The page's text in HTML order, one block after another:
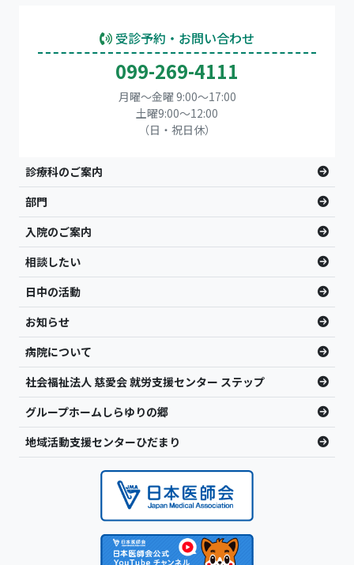
受診予約・お問い合わせ
099-269-4111
月曜～金曜 9:00～17:00
土曜9:00〜12:00
（日・祝日休）
診療科のご案内
部門
入院のご案内
相談したい
日中の活動
お知らせ
病院について
社会福祉法人 慈愛会 就労支援センター ステップ
グループホームしらゆりの郷
地域活動支援センターひだまり